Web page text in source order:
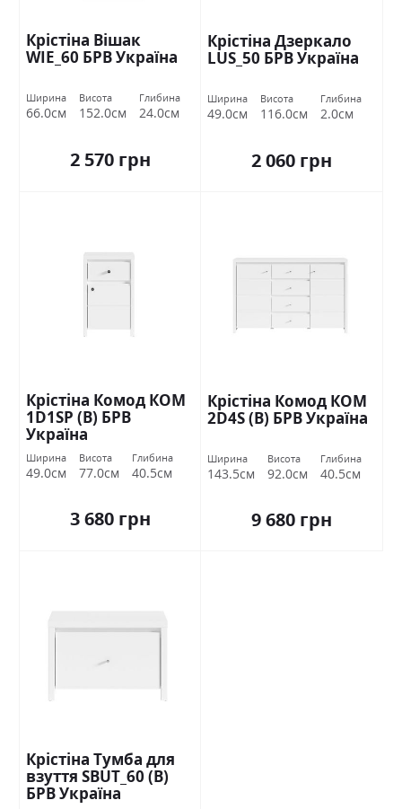
Крістіна Вішак
WIE_60 БРВ Україна
Ширина
66.0см
Висота
152.0см
Глибина
24.0см
2 570 грн
Крістіна Дзеркало
LUS_50 БРВ Україна
Ширина
49.0см
Висота
116.0см
Глибина
2.0см
2 060 грн
Крістіна Комод КОМ
1D1SР (В) БРВ
Україна
Ширина
49.0см
Висота
77.0см
Глибина
40.5см
3 680 грн
Крістіна Комод КОМ
2D4S (В) БРВ Україна
Ширина
143.5см
Висота
92.0см
Глибина
40.5см
9 680 грн
Крістіна Тумба для
взуття SBUT_60 (В)
БРВ Україна